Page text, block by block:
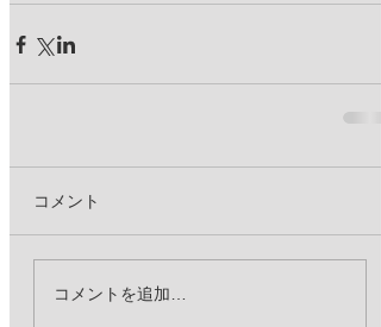
コメント
コメントを追加…